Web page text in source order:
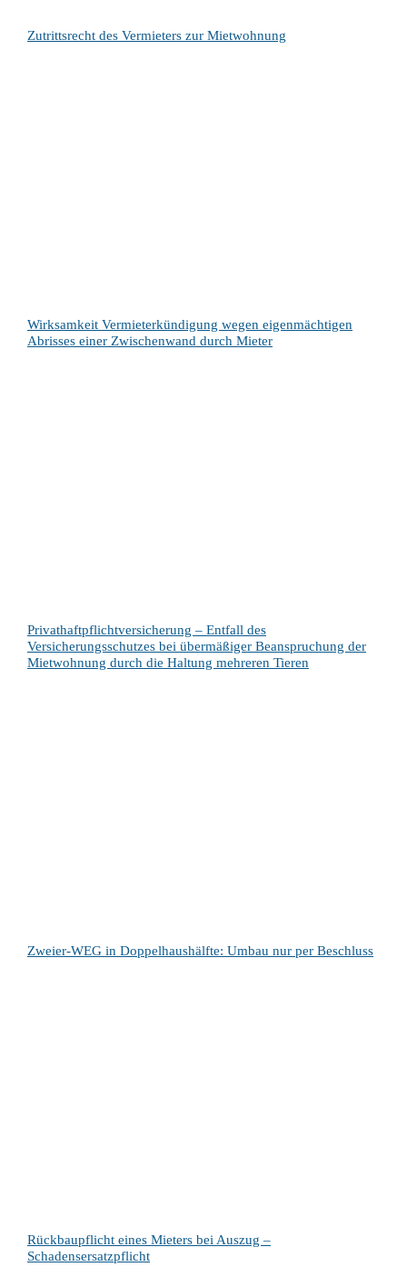
Zutrittsrecht des Vermieters zur Mietwohnung
Wirksamkeit Vermieterkündigung wegen eigenmächtigen
Abrisses einer Zwischenwand durch Mieter
Privathaftpflichtversicherung – Entfall des
Versicherungsschutzes bei übermäßiger Beanspruchung der
Mietwohnung durch die Haltung mehreren Tieren
Zweier-WEG in Doppelhaushälfte: Umbau nur per Beschluss
Rückbaupflicht eines Mieters bei Auszug –
Schadensersatzpflicht